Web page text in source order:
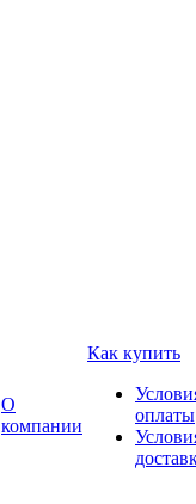
О
компании
Как купить
оплаты